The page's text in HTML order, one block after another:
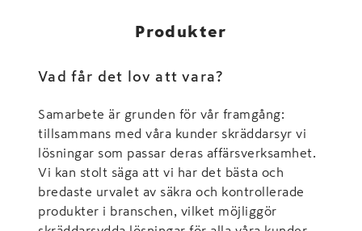
Produkter
Vad får det lov att vara?
Samarbete är grunden för vår framgång:
tillsammans med våra kunder skräddarsyr vi
lösningar som passar deras affärsverksamhet.
Vi kan stolt säga att vi har det bästa och
bredaste urvalet av säkra och kontrollerade
produkter i branschen, vilket möjliggör